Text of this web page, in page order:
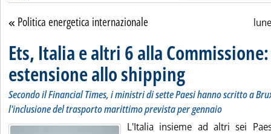
Torna alla sezione
Politica energetica internazionale
Ets, Italia e altri 6 alla
estensione allo shipping
Secondo il Financial Times, i ministri di sette Paesi hanno scritto a
l'inclusione del trasporto marittimo prevista per gennaio
L'Italia insieme ad altri sei